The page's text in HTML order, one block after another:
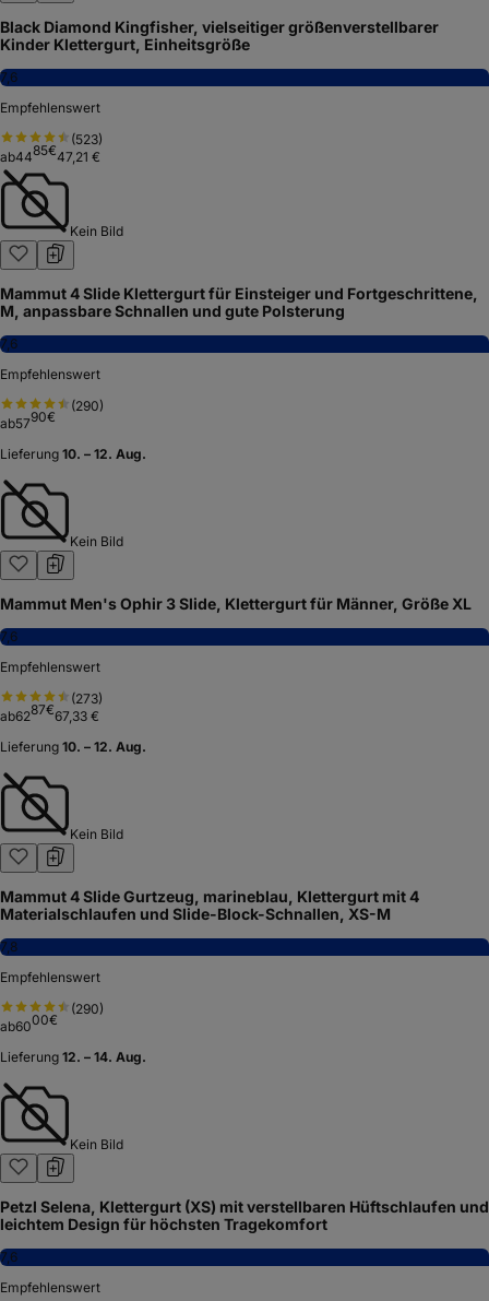
Black Diamond Kingfisher, vielseitiger größenverstellbarer
Kinder Klettergurt, Einheitsgröße
7,6
Empfehlenswert
(523)
ab4485€47,21 €
Kein Bild
Mammut 4 Slide Klettergurt für Einsteiger und Fortgeschrittene,
M, anpassbare Schnallen und gute Polsterung
7,6
Empfehlenswert
(290)
ab5790€
Lieferung 10. – 12. Aug.
Kein Bild
Mammut Men's Ophir 3 Slide, Klettergurt für Männer, Größe XL
7,6
Empfehlenswert
(273)
ab6287€67,33 €
Lieferung 10. – 12. Aug.
Kein Bild
Mammut 4 Slide Gurtzeug, marineblau, Klettergurt mit 4
Materialschlaufen und Slide-Block-Schnallen, XS-M
7,8
Empfehlenswert
(290)
ab6000€
Lieferung 12. – 14. Aug.
Kein Bild
Petzl Selena, Klettergurt (XS) mit verstellbaren Hüftschlaufen und
leichtem Design für höchsten Tragekomfort
7,6
Empfehlenswert